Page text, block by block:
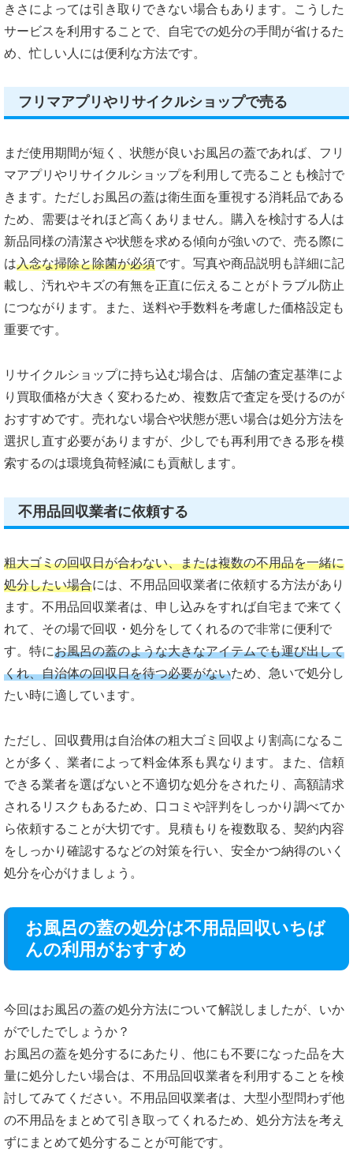
きさによっては引き取りできない場合もあります。こうした
サービスを利用することで、自宅での処分の手間が省けるた
め、忙しい人には便利な方法です。
フリマアプリやリサイクルショップで売る
まだ使用期間が短く、状態が良いお風呂の蓋であれば、フリ
マアプリやリサイクルショップを利用して売ることも検討で
きます。ただしお風呂の蓋は衛生面を重視する消耗品である
ため、需要はそれほど高くありません。購入を検討する人は
新品同様の清潔さや状態を求める傾向が強いので、売る際に
は入念な掃除と除菌が必須です。写真や商品説明も詳細に記
載し、汚れやキズの有無を正直に伝えることがトラブル防止
につながります。また、送料や手数料を考慮した価格設定も
重要です。
リサイクルショップに持ち込む場合は、店舗の査定基準によ
り買取価格が大きく変わるため、複数店で査定を受けるのが
おすすめです。売れない場合や状態が悪い場合は処分方法を
選択し直す必要がありますが、少しでも再利用できる形を模
索するのは環境負荷軽減にも貢献します。
不用品回収業者に依頼する
粗大ゴミの回収日が合わない、または複数の不用品を一緒に
処分したい場合には、不用品回収業者に依頼する方法があり
ます。不用品回収業者は、申し込みをすれば自宅まで来てく
れて、その場で回収・処分をしてくれるので非常に便利で
す。特にお風呂の蓋のような大きなアイテムでも運び出して
くれ、自治体の回収日を待つ必要がないため、急いで処分し
たい時に適しています。
ただし、回収費用は自治体の粗大ゴミ回収より割高になるこ
とが多く、業者によって料金体系も異なります。また、信頼
できる業者を選ばないと不適切な処分をされたり、高額請求
されるリスクもあるため、口コミや評判をしっかり調べてか
ら依頼することが大切です。見積もりを複数取る、契約内容
をしっかり確認するなどの対策を行い、安全かつ納得のいく
処分を心がけましょう。
お風呂の蓋の処分は不用品回収いちば
んの利用がおすすめ
今回はお風呂の蓋の処分方法について解説しましたが、いか
がでしたでしょうか？
お風呂の蓋を処分するにあたり、他にも不要になった品を大
量に処分したい場合は、不用品回収業者を利用することを検
討してみてください。不用品回収業者は、大型小型問わず他
の不用品をまとめて引き取ってくれるため、処分方法を考え
ずにまとめて処分することが可能です。